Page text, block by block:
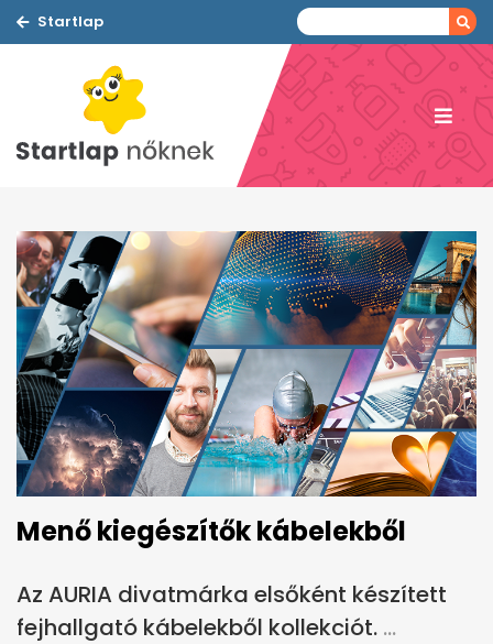
Startlap
Menő kiegészítők kábelekből
Az AURIA divatmárka elsőként készített
fejhallgató kábelekből kollekciót.